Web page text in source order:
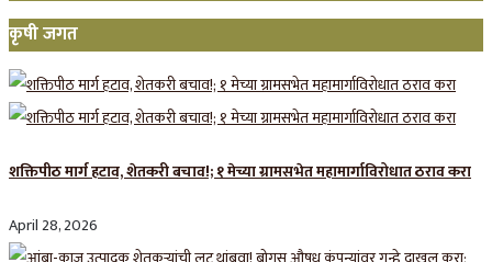
कृषी जगत
शक्तिपीठ मार्ग हटाव, शेतकरी बचाव!; १ मेच्या ग्रामसभेत महामार्गाविरोधात ठराव करा
April 28, 2026